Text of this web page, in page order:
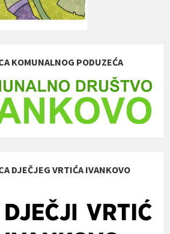
KOMUNALNOG PODUZEĆA
DJEČJEG VRTIĆA IVANKOVO